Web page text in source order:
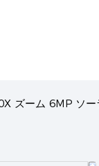
ズーム 6MP ソー